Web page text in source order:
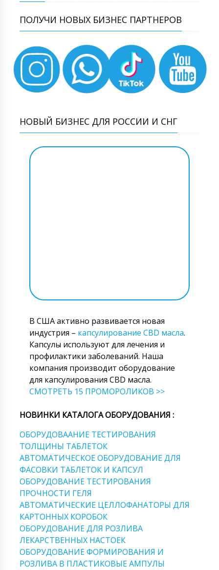
ПОЛУЧИ НОВЫХ БИЗНЕС ПАРТНЕРОВ
НОВЫЙ БИЗНЕС ДЛЯ РОССИИ И СНГ
В США активно развивается новая
индустрия – капсулирование CBD масла.
Капсулы используют для лечения и
профилактики заболеваний. Наша
компания производит оборудование
для капсулирования CBD масла.
СМОТРЕТЬ 15 ПРОМОРОЛИКОВ >>
НОВИНКИ КАТАЛОГА ОБОРУДОВАНИЯ :
ОБОРУДОВААНИЕ ТЕСТИРОВАНИЯ
ТОЛЩИНЫ ТАБЛЕТОК
АВТОМАТИЧЕСКОЕ ОБОРУДОВАНИЕ ДЛЯ
ФАСОВКИ ТАБЛЕТОК И КАПСУЛ
ОБОРУДОВАНИЕ ТЕСТИРОВАНИЯ
ПРОЧНОСТИ ГЕЛЯ
АВТОМАТИЧЕСКИЕ ЦЕЛЛОФАНАТОРЫ ДЛЯ
КАРТОННЫХ КОРОБОК
ОБОРУДОВАНИЕ ДЛЯ РОЗЛИВА
ЛЕКАРСТВЕННЫХ НАСТОЕК
ОБОРУДОВАНИЕ ФОРМИРОВАНИЯ И
РОЗЛИВА В ПЛАСТИКОВЫЕ АМПУЛЫ